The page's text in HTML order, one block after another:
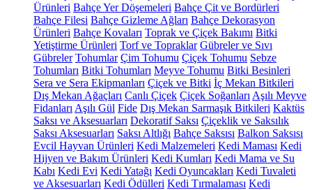
Ürünleri Bahçe Yer Döşemeleri Bahçe Çit ve Bordürleri
Bahçe Filesi Bahçe Gizleme Ağları Bahçe Dekorasyon
Ürünleri Bahçe Kovaları Toprak ve Çiçek Bakımı Bitki
Yetiştirme Ürünleri Torf ve Topraklar Gübreler ve Sıvı
Gübreler Tohumlar Çim Tohumu Çiçek Tohumu Sebze
Tohumları Bitki Tohumları Meyve Tohumu Bitki Besinleri
Sera ve Sera Ekipmanları Çiçek ve Bitki İç Mekan Bitkileri
Dış Mekan Ağaçları Canlı Çiçek Çiçek Soğanları Aşılı Meyve
Fidanları Aşılı Gül Fide Dış Mekan Sarmaşık Bitkileri Kaktüs
Saksı ve Aksesuarları Dekoratif Saksı Çiçeklik ve Saksılık
Saksı Aksesuarları Saksı Altlığı Bahçe Saksısı Balkon Saksısı
Evcil Hayvan Ürünleri Kedi Malzemeleri Kedi Maması Kedi
Hijyen ve Bakım Ürünleri Kedi Kumları Kedi Mama ve Su
Kabı Kedi Evi Kedi Yatağı Kedi Oyuncakları Kedi Tuvaleti
ve Aksesuarları Kedi Ödülleri Kedi Tırmalaması Kedi